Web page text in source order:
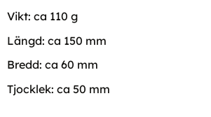
Vikt: ca 110 g
Längd: ca 150 mm
Bredd: ca 60 mm
Tjocklek: ca 50 mm